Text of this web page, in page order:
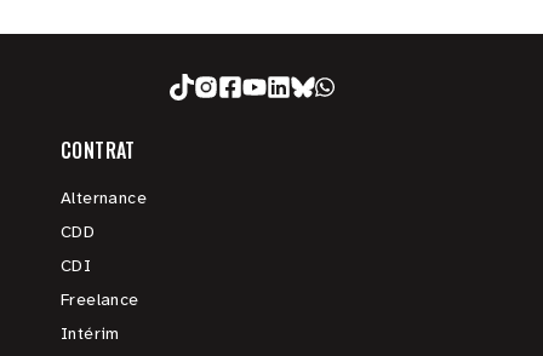
CONTRAT
Alternance
CDD
CDI
Freelance
Intérim